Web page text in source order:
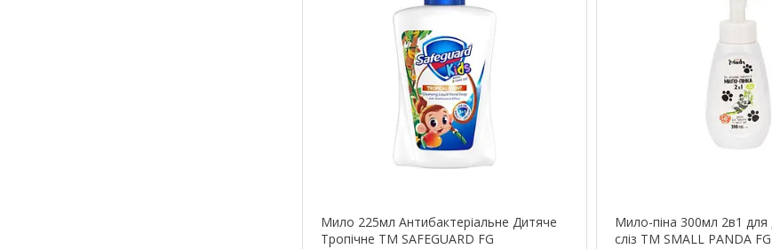
Мило 225мл Антибактеріальне Дитяче
Тропічне ТМ SAFEGUARD FG
Мило-піна 300мл 2в1 для
сліз ТМ SMALL PANDA FG